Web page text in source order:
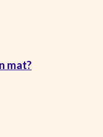
mat?